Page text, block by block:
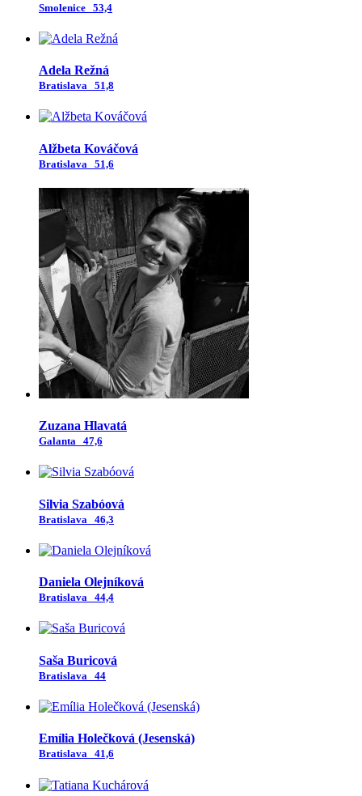
Smolenice 53,4
Adela Režná
Bratislava 51,8
Alžbeta Kováčová
Bratislava 51,6
Zuzana Hlavatá
Galanta 47,6
Silvia Szabóová
Bratislava 46,3
Daniela Olejníková
Bratislava 44,4
Saša Buricová
Bratislava 44
Emília Holečková (Jesenská)
Bratislava 41,6